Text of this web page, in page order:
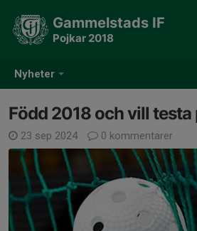
Nyheter
Gammelstads IF
Pojkar 2018
Född 2018 och vill
23 sep 2024 0 kommentarer